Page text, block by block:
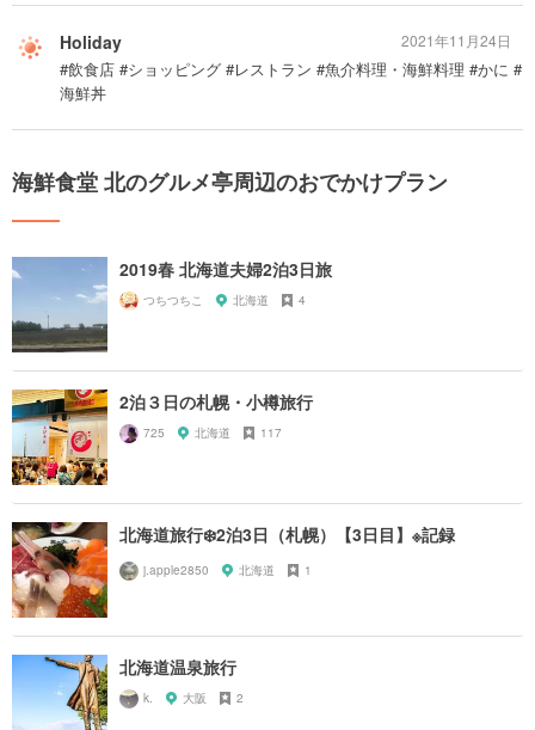
Holiday
#飲食店 #ショッピング #レストラン #魚介料理・海鮮料理 #かに #
海鮮丼
2021年11月24日
海鮮食堂 北のグルメ亭周辺のおでかけプラン
2019春 北海道夫婦2泊3日旅
つちつちこ 北海道 4
2泊３日の札幌・小樽旅行
725 北海道 117
北海道旅行❄️2泊3日（札幌）【3日目】※記録
j.apple2850 北海道 1
北海道温泉旅行
k. 大阪 2